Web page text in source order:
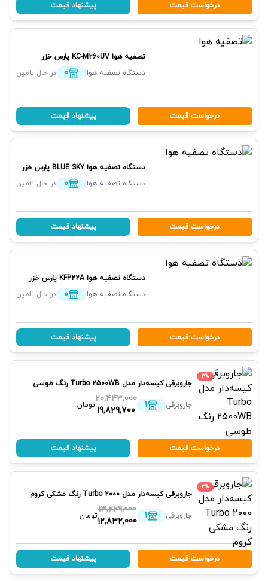
درخواست قیمت پیشنهاد قیمت
تصفیه هوا KC-M260UV پارس خزر
دستگاه تصفیه هوا
0 در حال تامین
درخواست قیمت پیشنهاد قیمت
دستگاه تصفیه هوا BLUE SKY پارس خزر
دستگاه تصفیه هوا
0 در حال تامین
درخواست قیمت پیشنهاد قیمت
دستگاه تصفیه هوا KFP22A پارس خزر
دستگاه تصفیه هوا
0 در حال تامین
درخواست قیمت پیشنهاد قیمت
3%
جاروبرقی کیسه‌دار مدل Turbo 2500WB رنگ طوسی
جاروبرقی 1
20,443,000
19,829,700 تومان
درخواست قیمت پیشنهاد قیمت
3%
جاروبرقی کیسه‌دار مدل Turbo 2000 رنگ مشکی کروم
جاروبرقی 1
13,229,000
12,832,000تومان
درخواست قیمت پیشنهاد قیمت